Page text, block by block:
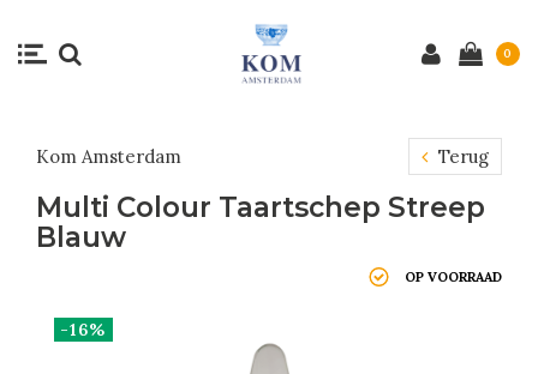
0
Kom Amsterdam Terug
Multi Colour Taartschep Streep
Blauw
OP VOORRAAD
-16%